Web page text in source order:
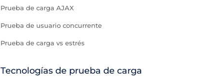
Prueba de carga AJAX
Prueba de usuario concurrente
Prueba de carga vs estrés
Tecnologías de prueba de carga